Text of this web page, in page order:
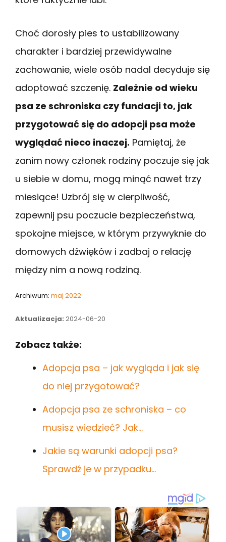
Choć dorosły pies to ustabilizowany
charakter i bardziej przewidywalne
zachowanie, wiele osób nadal decyduje się
adoptować szczenię. Zależnie od wieku
psa ze schroniska czy fundacji to, jak
przygotować się do adopcji psa może
wyglądać nieco inaczej. Pamiętaj, że
zanim nowy członek rodziny poczuje się jak
u siebie w domu, mogą minąć nawet trzy
miesiące! Uzbrój się w cierpliwość,
zapewnij psu poczucie bezpieczeństwa,
spokojne miejsce, w którym przywyknie do
domowych dźwięków i zadbaj o relację
między nim a nową rodziną.
Archiwum: maj 2022
Aktualizacja: 2024-06-20
Zobacz także:
Adopcja psa – jak wygląda i jak się
do niej przygotować?
Adopcja psa ze schroniska – co
musisz wiedzieć? Jak…
Jakie są warunki adopcji psa?
Sprawdź je w przypadku…